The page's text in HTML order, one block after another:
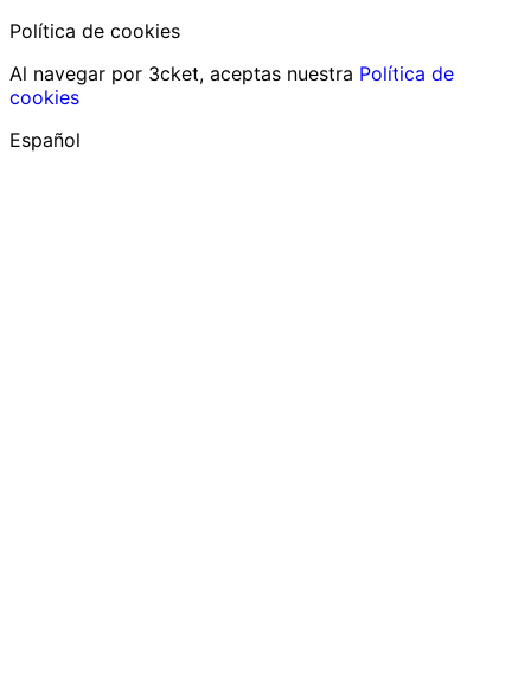
Política de cookies
Al navegar por 3cket, aceptas nuestra Política de
cookies
Español